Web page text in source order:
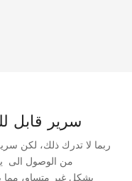
سرير قابل
من الوصول الى
بشكل غير متساوٍ، مما